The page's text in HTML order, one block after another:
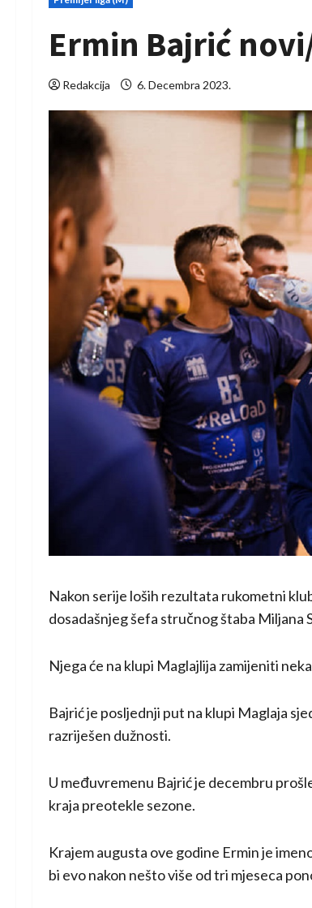
Ermin Bajrić
Redakcija 6. Decembra 2023.
Nakon serije loših rezultata rukometni
dosadašnjeg šefa stručnog štaba Miljana
Njega će na klupi Maglajlija zamijeniti
Bajrić je posljednji put na klupi Maglaja
razriješen dužnosti.
U međuvremenu Bajrić je decembru
kraja preotekle sezone.
Krajem augusta ove godine Ermin je
bi evo nakon nešto više od tri mjeseca